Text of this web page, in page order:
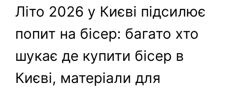
Літо 2026 у Києві підсилює
попит на бісер: багато хто
шукає де купити бісер в
Києві, матеріали для